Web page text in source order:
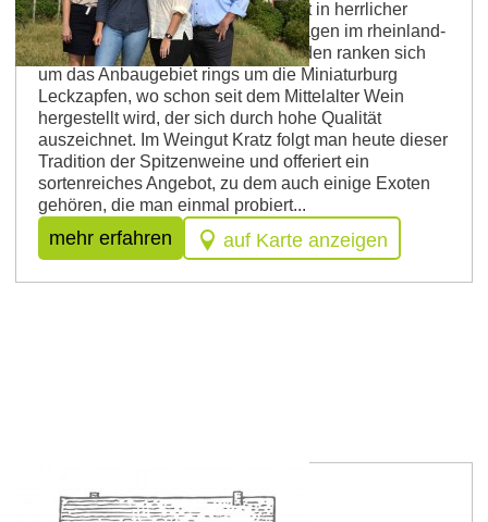
Das Weingut der Familie Kratz liegt in herrlicher
Umgebung inmitten bester Anbaulagen im rheinland-
pfälzischen Osthofen. Viele Legenden ranken sich
um das Anbaugebiet rings um die Miniaturburg
Leckzapfen, wo schon seit dem Mittelalter Wein
hergestellt wird, der sich durch hohe Qualität
auszeichnet. Im Weingut Kratz folgt man heute dieser
Tradition der Spitzenweine und offeriert ein
sortenreiches Angebot, zu dem auch einige Exoten
gehören, die man einmal probiert...
mehr erfahren auf Karte anzeigen